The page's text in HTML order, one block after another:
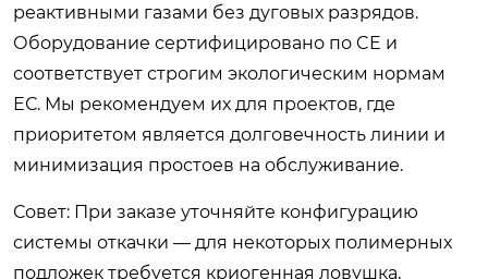
реактивными газами без дуговых разрядов.
Оборудование сертифицировано по CE и
соответствует строгим экологическим нормам
ЕС. Мы рекомендуем их для проектов, где
приоритетом является долговечность линии и
минимизация простоев на обслуживание.
Совет: При заказе уточняйте конфигурацию
системы откачки — для некоторых полимерных
подложек требуется криогенная ловушка,